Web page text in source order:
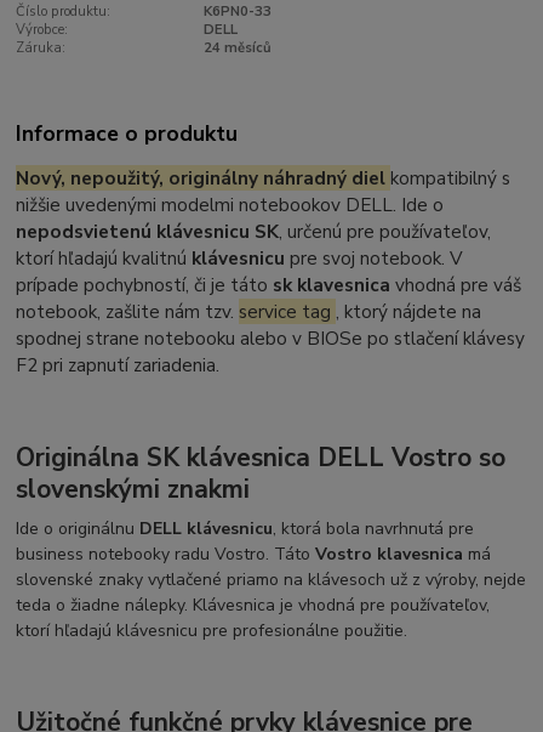
Číslo produktu:
K6PN0-33
Výrobce:
DELL
Záruka:
24 měsíců
Informace o produktu
Nový, nepoužitý, originálny náhradný diel kompatibilný s
nižšie uvedenými modelmi notebookov DELL. Ide o
nepodsvietenú klávesnicu SK, určenú pre používateľov,
ktorí hľadajú kvalitnú klávesnicu pre svoj notebook. V
prípade pochybností, či je táto sk klavesnica vhodná pre váš
notebook, zašlite nám tzv. service tag , ktorý nájdete na
spodnej strane notebooku alebo v BIOSe po stlačení klávesy
F2 pri zapnutí zariadenia.
Originálna SK klávesnica DELL Vostro so
slovenskými znakmi
Ide o originálnu DELL klávesnicu, ktorá bola navrhnutá pre
business notebooky radu Vostro. TátoVostro klavesnica má
slovenské znaky vytlačené priamo na klávesoch už z výroby, nejde
teda o žiadne nálepky. Klávesnica je vhodná pre používateľov,
ktorí hľadajú klávesnicu pre profesionálne použitie.
Užitočné funkčné prvky klávesnice pre